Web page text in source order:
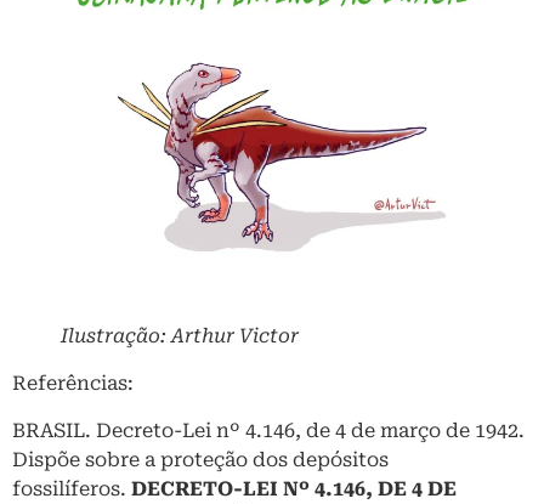
Ilustração: Arthur Victor
Referências:
BRASIL. Decreto-Lei nº 4.146, de 4 de março de 1942.
Dispõe sobre a proteção dos depósitos
fossilíferos. DECRETO-LEI Nº 4.146, DE 4 DE